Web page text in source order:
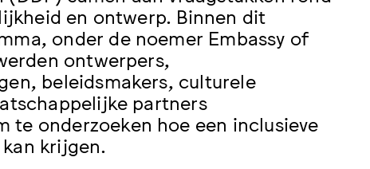
en ontwerp. Binnen dit
onder de noemer Embassy of
ontwerpers,
beleidsmakers, culturele
partners
te onderzoeken hoe een inclusieve
krijgen.